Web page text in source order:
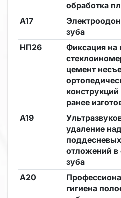
обработка
А17
зуба
НП26
Фиксация на
цемент
ранее
А19
удаление
отложений в
зуба
А20
гигиена